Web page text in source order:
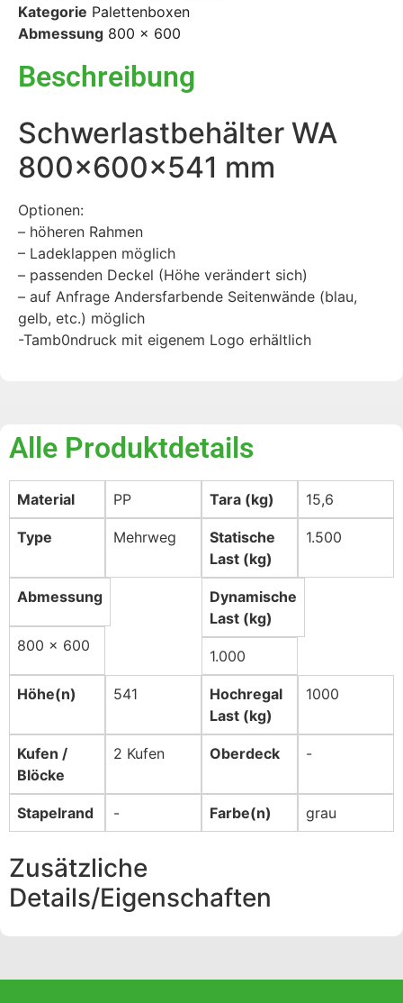
Kategorie Palettenboxen
Abmessung 800 x 600
Beschreibung
Schwerlastbehälter WA
800x600x541 mm
Optionen:
– höheren Rahmen
– Ladeklappen möglich
– passenden Deckel (Höhe verändert sich)
– auf Anfrage Andersfarbende Seitenwände (blau,
gelb, etc.) möglich
-Tamb0ndruck mit eigenem Logo erhältlich
Alle Produktdetails
Material PP Tara (kg) 15,6
Type Mehrweg
Statische
Last (kg)
1.500
Abmessung
800 x 600
Dynamische
Last (kg)
1.000
Höhe(n) 541
Hochregal
Last (kg)
1000
Kufen /
Blöcke
2 Kufen Oberdeck -
Stapelrand - Farbe(n) grau
Zusätzliche
Details/Eigenschaften